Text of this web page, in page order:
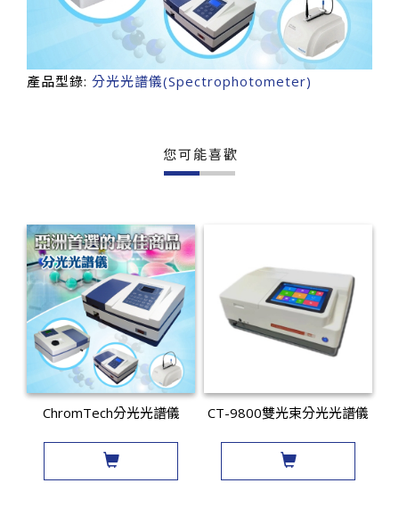
產品型錄: 分光光譜儀(Spectrophotometer)
您可能喜歡
ChromTech分光光譜儀 CT-9800雙光束分光光譜儀